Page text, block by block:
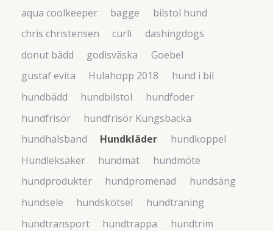
aqua coolkeeper
bagge
bilstol hund
chris christensen
curli
dashingdogs
donut bädd
godisväska
Goebel
gustaf evita
Hulahopp 2018
hund i bil
hundbädd
hundbilstol
hundfoder
hundfrisör
hundfrisör Kungsbacka
hundhalsband
Hundkläder
hundkoppel
Hundleksaker
hundmat
hundmöte
hundprodukter
hundpromenad
hundsäng
hundsele
hundskötsel
hundträning
hundtransport
hundtrappa
hundtrim